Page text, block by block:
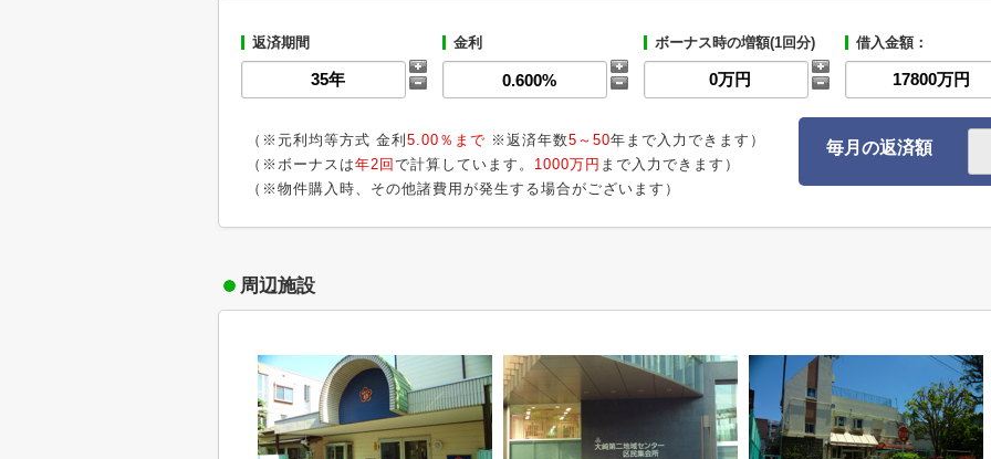
返済期間 金利 ボーナス時の増額(1回分) 借入金額：
（※元利均等方式 金利 5.00％まで ※返済年数5～50年まで入力できます）
（※ボーナスは年2回 で計算しています。 1000万円 まで入力できます）
（※物件購入時、その他諸費用が発生する場合がございます）
毎月の返済額
周辺施設